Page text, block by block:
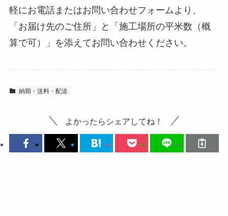
軽にお電話またはお問い合わせフォームより、
「お届け先のご住所」と「施工場所の平米数（概
算で可）」を添えてお問い合わせください。
納期・送料・配送
よかったらシェアしてね！